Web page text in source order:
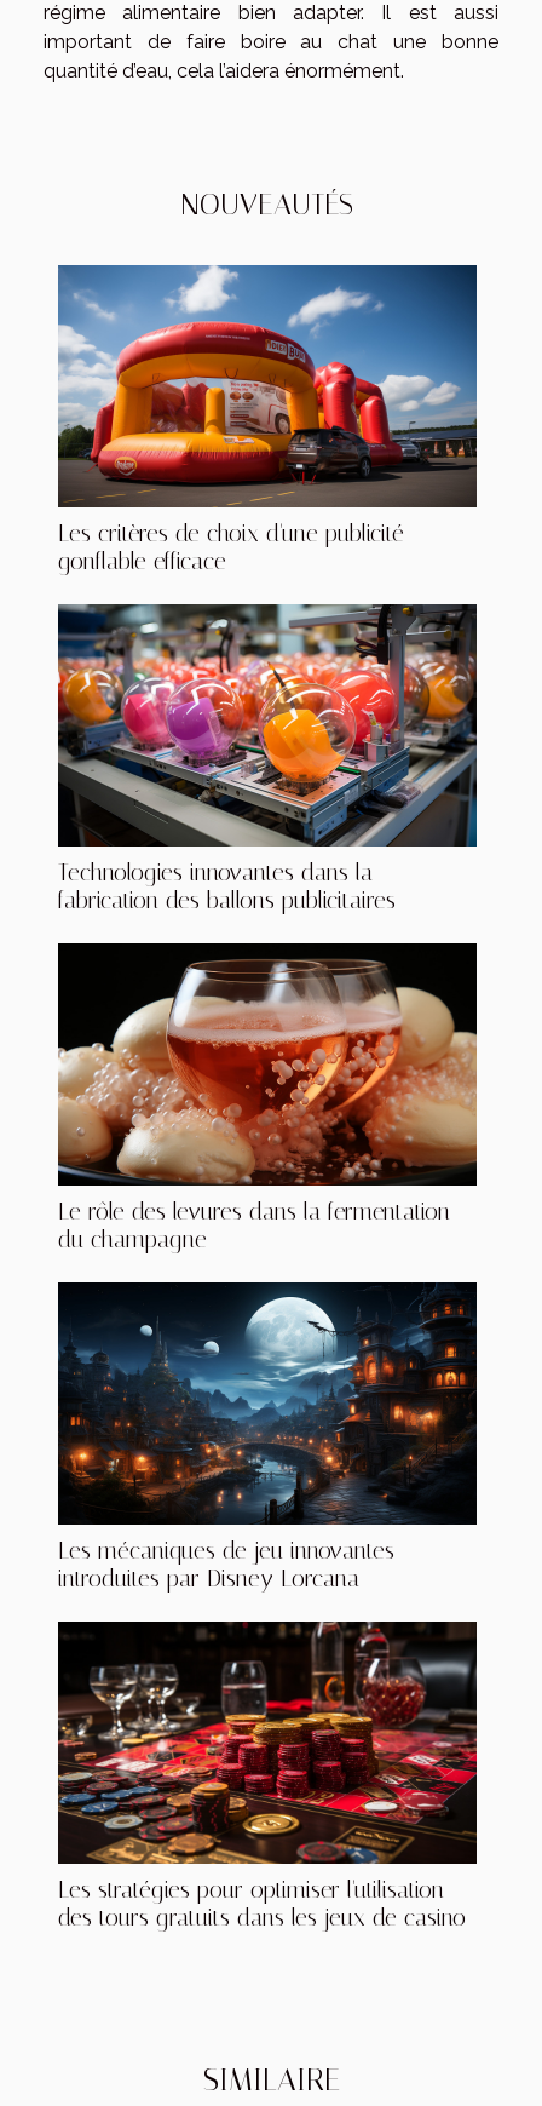
régime alimentaire bien adapter. Il est aussi
important de faire boire au chat une bonne
quantité d’eau, cela l’aidera énormément.
NOUVEAUTÉS
Les critères de choix d'une publicité
gonflable efficace
Technologies innovantes dans la
fabrication des ballons publicitaires
Le rôle des levures dans la fermentation
du champagne
Les mécaniques de jeu innovantes
introduites par Disney Lorcana
Les stratégies pour optimiser l'utilisation
des tours gratuits dans les jeux de casino
SIMILAIRE